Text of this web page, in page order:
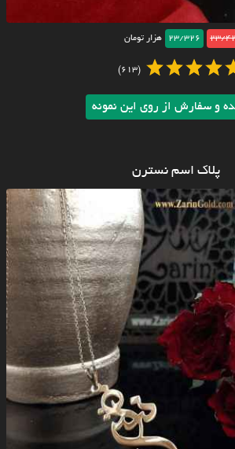
23/
23/326 هزار تومان
(613)
و سفارش از روی این نمونه
پلاک اسم نسترن